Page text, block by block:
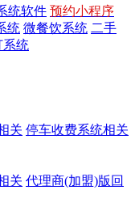
统软件 预约小程序
统 微餐饮系统 二手
系统
关 停车收费系统相关
关 代理商(加盟)版回